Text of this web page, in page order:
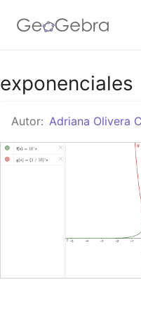
Google Classroom
GeoGebra Classroom
exponenciales
Autor: Adriana Olivera